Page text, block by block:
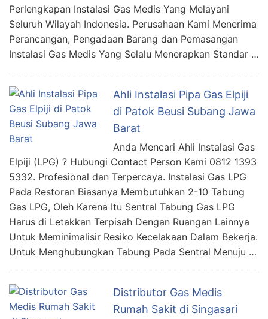
Perlengkapan Instalasi Gas Medis Yang Melayani
Seluruh Wilayah Indonesia. Perusahaan Kami Menerima
Perancangan, Pengadaan Barang dan Pemasangan
Instalasi Gas Medis Yang Selalu Menerapkan Standar …
Ahli Instalasi Pipa Gas Elpiji
di Patok Beusi Subang Jawa
Barat
Anda Mencari Ahli Instalasi Gas
Elpiji (LPG) ? Hubungi Contact Person Kami 0812 1393
5332. Profesional dan Terpercaya. Instalasi Gas LPG
Pada Restoran Biasanya Membutuhkan 2-10 Tabung
Gas LPG, Oleh Karena Itu Sentral Tabung Gas LPG
Harus di Letakkan Terpisah Dengan Ruangan Lainnya
Untuk Meminimalisir Resiko Kecelakaan Dalam Bekerja.
Untuk Menghubungkan Tabung Pada Sentral Menuju …
Distributor Gas Medis
Rumah Sakit di Singasari